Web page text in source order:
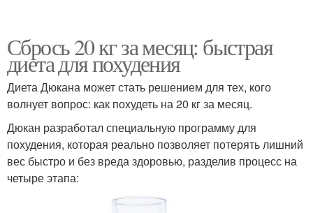
Сбрось 20 кг за месяц: быстрая
диета для похудения
Диета Дюкана может стать решением для тех, кого
волнует вопрос: как похудеть на 20 кг за месяц.
Дюкан разработал специальную программу для
похудения, которая реально позволяет потерять лишний
вес быстро и без вреда здоровью, разделив процесс на
четыре этапа: